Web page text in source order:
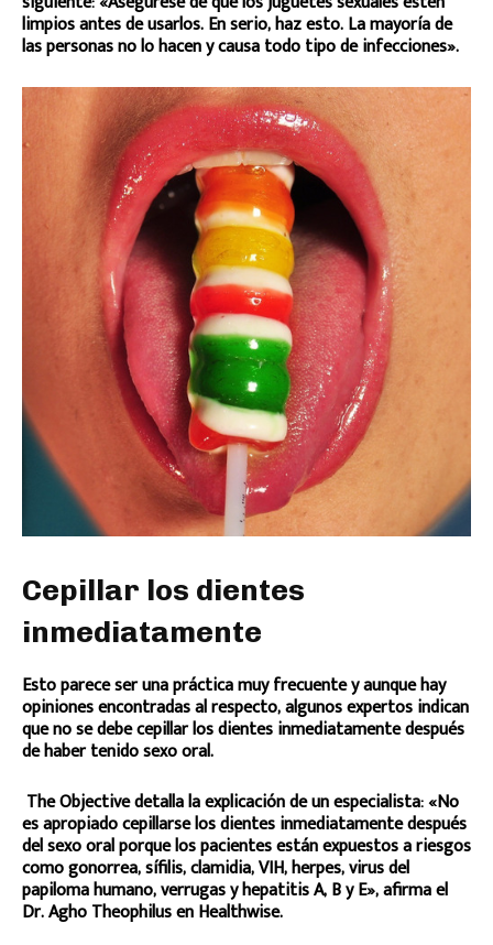
limpios antes de usarlos. En serio, haz esto. La mayoría de
las personas no lo hacen y causa todo tipo de infecciones».
Cepillar los dientes
inmediatamente
Esto parece ser una práctica muy frecuente y aunque hay
opiniones encontradas al respecto, algunos expertos indican
que no se debe cepillar los dientes inmediatamente después
de haber tenido sexo oral.
The Objective detalla la explicación de un especialista: «No
es apropiado cepillarse los dientes inmediatamente después
del sexo oral porque los pacientes están expuestos a riesgos
como gonorrea, sífilis, clamidia, VIH, herpes, virus del
papiloma humano, verrugas y hepatitis A, B y E», afirma el
Dr. Agho Theophilus en Healthwise.